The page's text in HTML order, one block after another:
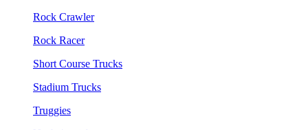
Rock Crawler
Rock Racer
Short Course Trucks
Stadium Trucks
Truggies